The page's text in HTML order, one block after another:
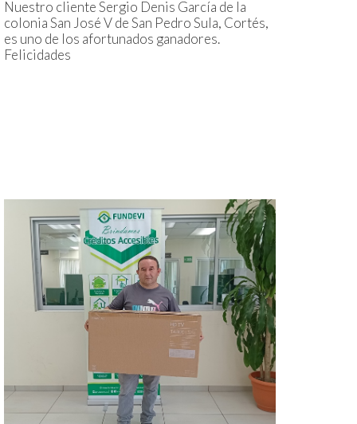
Nuestro cliente Sergio Denis García de la
colonia San José V de San Pedro Sula, Cortés,
es uno de los afortunados ganadores.
Felicidades